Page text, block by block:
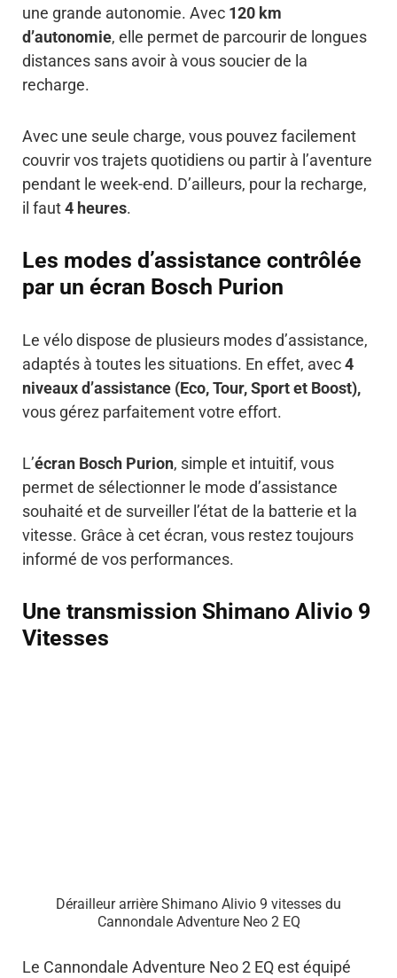
une grande autonomie. Avec 120 km
d’autonomie, elle permet de parcourir de longues
distances sans avoir à vous soucier de la
recharge.
Avec une seule charge, vous pouvez facilement
couvrir vos trajets quotidiens ou partir à l’aventure
pendant le week-end. D’ailleurs, pour la recharge,
il faut4 heures.
Les modes d’assistance contrôlée
par un écran Bosch Purion
Le vélo dispose de plusieurs modes d’assistance,
adaptés à toutes les situations. En effet, avec4
niveaux d’assistance (Eco, Tour, Sport et Boost),
vous gérez parfaitement votre effort.
L’écran Bosch Purion, simple et intuitif, vous
permet de sélectionner le mode d’assistance
souhaité et de surveiller l’état de la batterie et la
vitesse. Grâce à cet écran, vous restez toujours
informé de vos performances.
Une transmission Shimano Alivio 9
Vitesses
Dérailleur arrière Shimano Alivio 9 vitesses du
Cannondale Adventure Neo 2 EQ
Le Cannondale Adventure Neo 2 EQ est équipé